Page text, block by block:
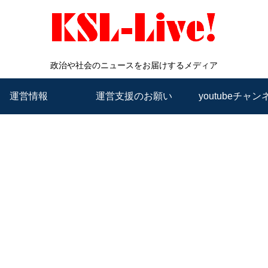
政治や社会のニュースをお届けするメディア
運営情報 運営支援のお願い youtubeチャン